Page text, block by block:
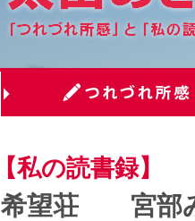
【私の読書録】
希望荘 宮部